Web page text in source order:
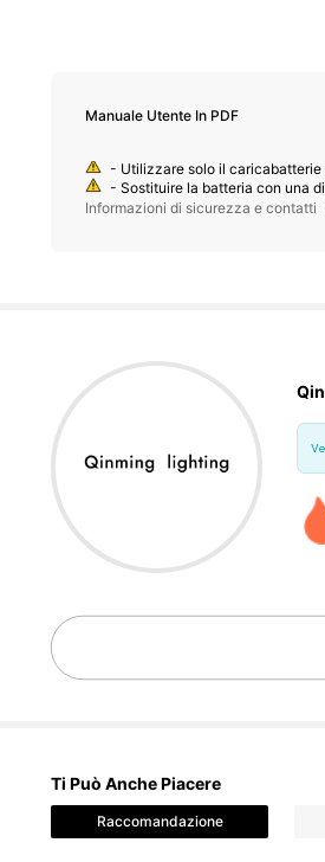
Manuale Utente In PDF
- Utilizzare solo il
- Sostituire la batteria con una
a in condizioni di calore estremo o
Informazioni di sicurezza e contatti
Ti Può Anche Piacere
Raccomandazione